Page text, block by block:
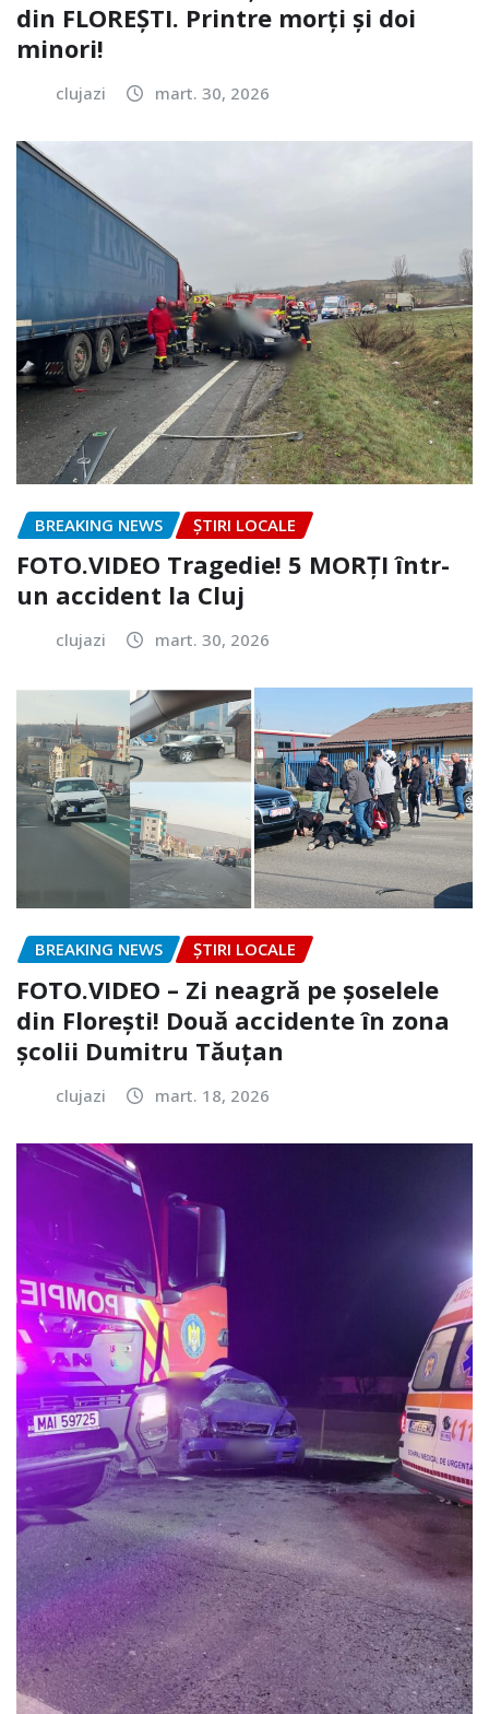
din FLOREȘTI. Printre morți și doi
minori!
clujazi mart. 30, 2026
BREAKING NEWS ȘTIRI LOCALE
FOTO.VIDEO Tragedie! 5 MORȚI într-
un accident la Cluj
clujazi mart. 30, 2026
BREAKING NEWS ȘTIRI LOCALE
FOTO.VIDEO – Zi neagră pe șoselele
din Florești! Două accidente în zona
școlii Dumitru Tăuțan
clujazi mart. 18, 2026